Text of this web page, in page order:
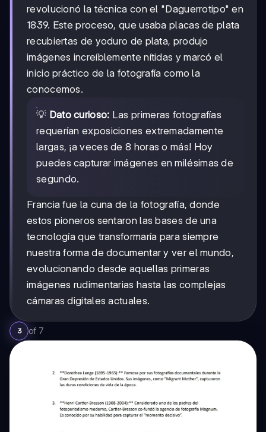
revolucionó la técnica con el "Daguerrotipo" en
1839. Este proceso, que usaba placas de plata
recubiertas de yoduro de plata, produjo
imágenes increíblemente nítidas y marcó el
inicio práctico de la fotografía como la
conocemos.
💡 Dato curioso: Las primeras fotografías
requerían exposiciones extremadamente
largas, ¡a veces de 8 horas o más! Hoy
puedes capturar imágenes en milésimas de
segundo.
Francia fue la cuna de la fotografía, donde
estos pioneros sentaron las bases de una
tecnología que transformaría para siempre
nuestra forma de documentar y ver el mundo,
evolucionando desde aquellas primeras
imágenes rudimentarias hasta las complejas
cámaras digitales actuales.
3 of 7